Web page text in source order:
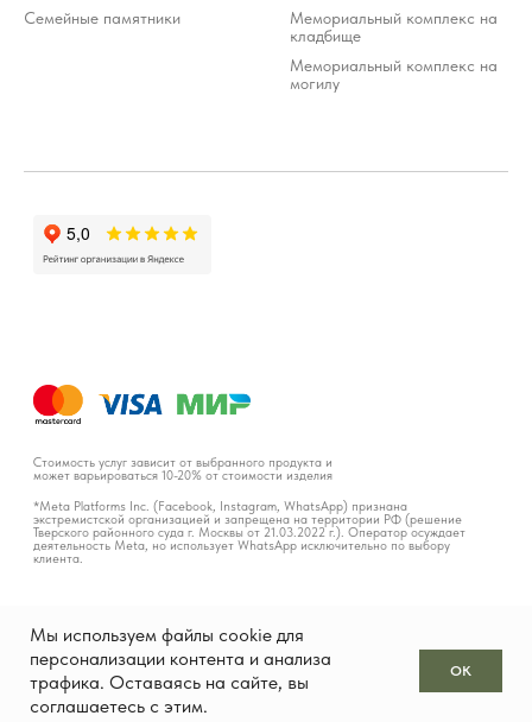
Семейные памятники
Мемориальный комплекс на
кладбище
Мемориальный комплекс на
могилу
Мы используем файлы cookie для
персонализации контента и анализа
трафика. Оставаясь на сайте, вы
соглашаетесь с этим.
OK